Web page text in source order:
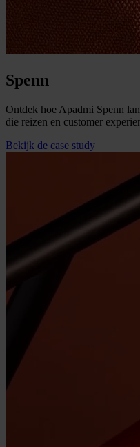
Spenn
Ontdek hoe Apadmi Spenn
die reizen en customer
Bekijk de case study